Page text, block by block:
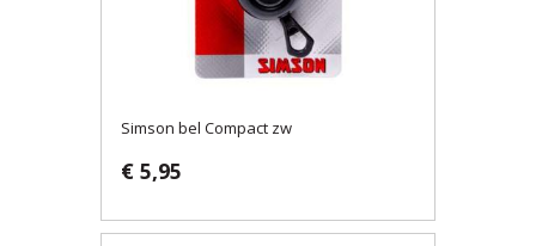
Simson bel Compact zw
€ 5,95